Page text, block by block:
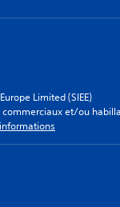
Limited (SIEE)
et/ou